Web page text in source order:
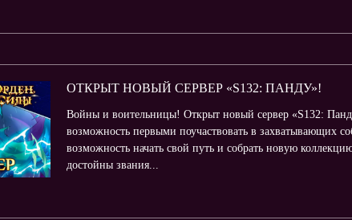
ОТКРЫТ НОВЫЙ СЕРВЕР «S132: ПАНДУ»!
Войны и воительницы! Открыт новый сервер «S132:
возможность первыми поучаствовать в захватывающих
возможность начать свой путь и собрать новую
достойны звания...